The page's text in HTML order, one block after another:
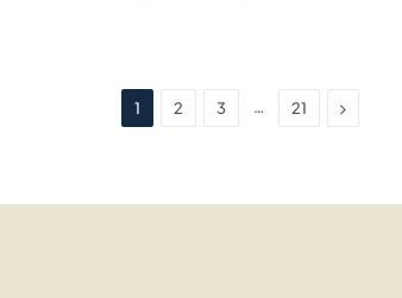
1 2 3 … 21 Next